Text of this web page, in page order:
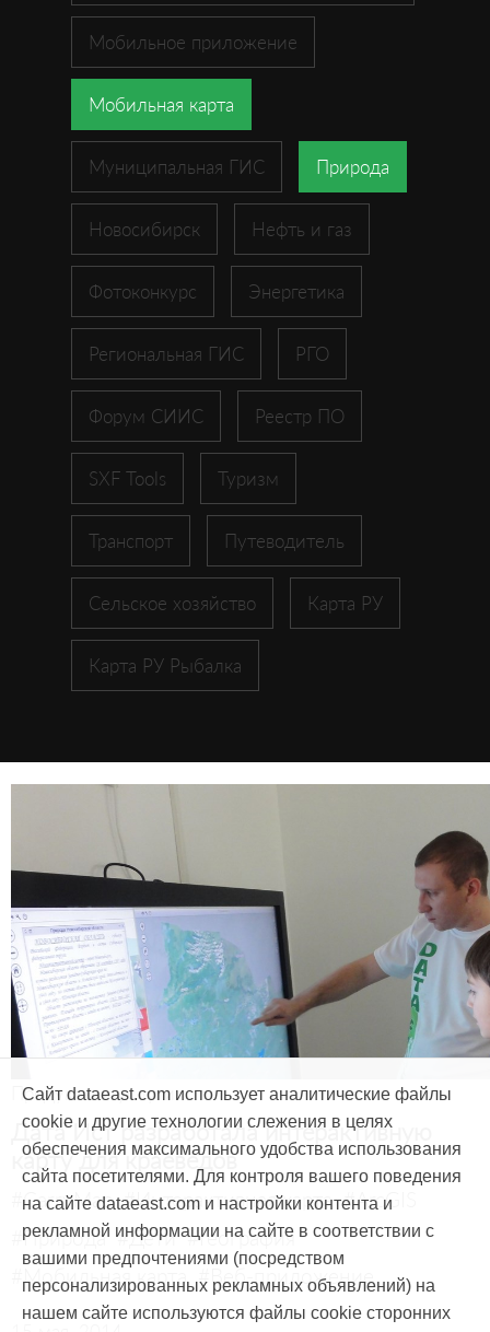
Мобильное приложение
Мобильная карта
Муниципальная ГИС Природа
Новосибирск Нефть и газ
Фотоконкурс Энергетика
Региональная ГИС РГО
Форум СИИС Реестр ПО
SXF Tools Туризм
Транспорт Путеводитель
Сельское хозяйство Карта РУ
Карта РУ Рыбалка
Продукты и услуги
Дата Ист разработала интерактивную
карту для краеведов
#CarryMap #Интерактивная карта #ArcGIS
#Природа #Дети #География
#Мобильная карта #Веб-приложение
Сайт dataeast.com использует аналитические файлы
cookie и другие технологии слежения в целях
обеспечения максимального удобства использования
сайта посетителями. Для контроля вашего поведения
на сайте dataeast.com и настройки контента и
рекламной информации на сайте в соответствии с
вашими предпочтениями (посредством
персонализированных рекламных объявлений) на
нашем сайте используются файлы cookie сторонних